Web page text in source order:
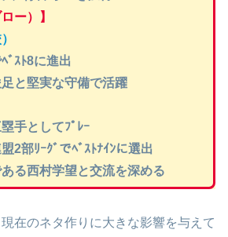
ー）】
ﾞｽﾄ8に進出
足と堅実な守備で活躍
手としてﾌﾟﾚｰ
2部ﾘｰｸﾞでﾍﾞｽﾄﾅｲﾝに選出
ある西村学望と交流を深める
在のネタ作りに大きな影響を与えて